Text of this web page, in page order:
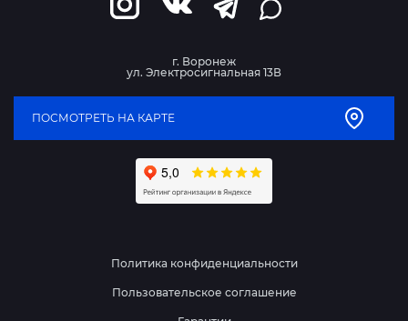
г. Воронеж
ул. Электросигнальная 13В
ПОСМОТРЕТЬ НА КАРТЕ
Политика конфиденциальности
Пользовательское соглашение